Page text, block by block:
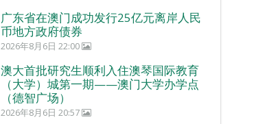
广东省在澳门成功发行25亿元离岸人民
币地方政府债券
2026年8月6日 22:00
澳大首批研究生顺利入住澳琴国际教育
（大学）城第一期——澳门大学办学点
（德智广场）
2026年8月6日 20:57